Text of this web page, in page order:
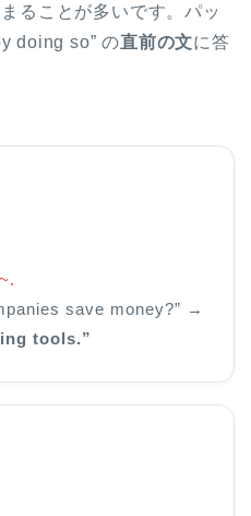
ることが多いです。パッ
doing so” の直前の文に答
save money?” →
tools.”